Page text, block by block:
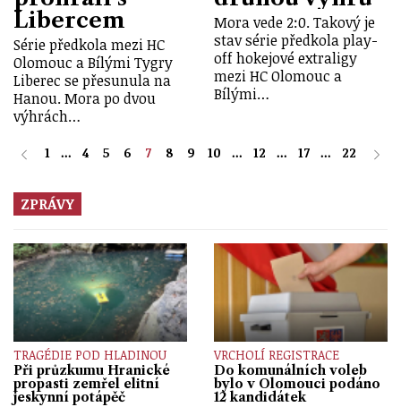
Libercem
Série předkola mezi HC
Olomouc a Bílými Tygry
Liberec se přesunula na
Hanou. Mora po dvou
výhrách…
Mora vede 2:0. Takový je
stav série předkola play-
off hokejové extraligy
mezi HC Olomouc a
Bílými…
1 ... 4 5 6 7 8 9 10 ... 12 ... 17 ... 22
ZPRÁVY
TRAGÉDIE POD HLADINOU
Při průzkumu Hranické
propasti zemřel elitní
jeskynní potápěč
VRCHOLÍ REGISTRACE
Do komunálních voleb
bylo v Olomouci podáno
12 kandidátek